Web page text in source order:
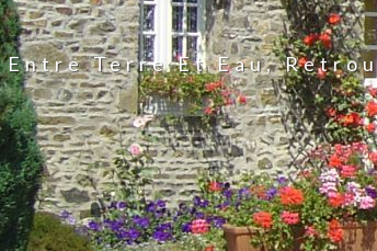
Entre Terre Et Eau,